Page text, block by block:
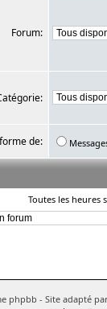
Forum:
de:
Toutes les heures
phpbb - Site adapté